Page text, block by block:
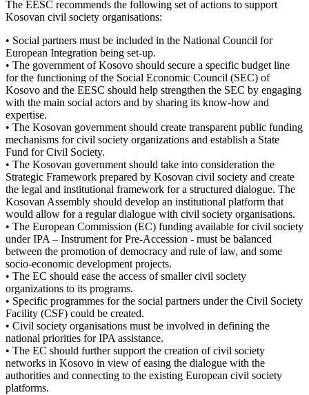
The EESC recommends the following set of actions to support
Kosovan civil society organisations:
• Social partners must be included in the National Council for
European Integration being set-up.
• The government of Kosovo should secure a specific budget line
for the functioning of the Social Economic Council (SEC) of
Kosovo and the EESC should help strengthen the SEC by engaging
with the main social actors and by sharing its know-how and
expertise.
• The Kosovan government should create transparent public funding
mechanisms for civil society organizations and establish a State
Fund for Civil Society.
• The Kosovan government should take into consideration the
Strategic Framework prepared by Kosovan civil society and create
the legal and institutional framework for a structured dialogue. The
Kosovan Assembly should develop an institutional platform that
would allow for a regular dialogue with civil society organisations.
• The European Commission (EC) funding available for civil society
under IPA – Instrument for Pre-Accession - must be balanced
between the promotion of democracy and rule of law, and some
socio-economic development projects.
• The EC should ease the access of smaller civil society
organizations to its programs.
• Specific programmes for the social partners under the Civil Society
Facility (CSF) could be created.
• Civil society organisations must be involved in defining the
national priorities for IPA assistance.
• The EC should further support the creation of civil society
networks in Kosovo in view of easing the dialogue with the
authorities and connecting to the existing European civil society
platforms.